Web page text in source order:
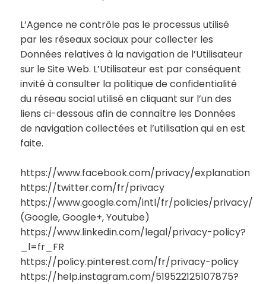
L’Agence ne contrôle pas le processus utilisé
par les réseaux sociaux pour collecter les
Données relatives à la navigation de l’Utilisateur
sur le Site Web. L’Utilisateur est par conséquent
invité à consulter la politique de confidentialité
du réseau social utilisé en cliquant sur l’un des
liens ci-dessous afin de connaître les Données
de navigation collectées et l’utilisation qui en est
faite.
https://www.facebook.com/privacy/explanation
https://twitter.com/fr/privacy
https://www.google.com/intl/fr/policies/privacy/
(Google, Google+, Youtube)
https://www.linkedin.com/legal/privacy-policy?
_l=fr_FR
https://policy.pinterest.com/fr/privacy-policy
https://help.instagram.com/519522125107875?